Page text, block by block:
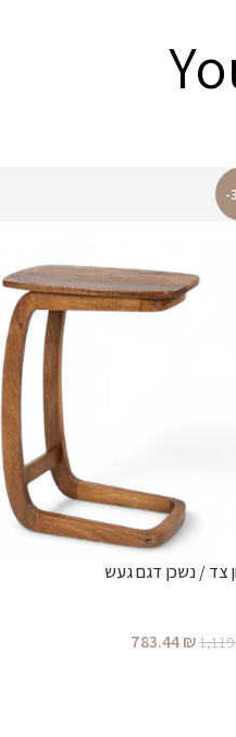
-
צד / נשכן דגם געש
783.44₪